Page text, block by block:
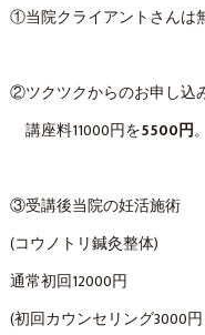
①当院クライアントさんは
②ツクツクからのお申し込
講座料11000円を5500円。
③受講後当院の妊活施術
(コウノトリ鍼灸整体)
通常初回12000円
(初回カウンセリング3000